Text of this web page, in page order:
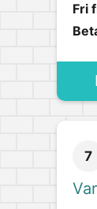
Fri
7